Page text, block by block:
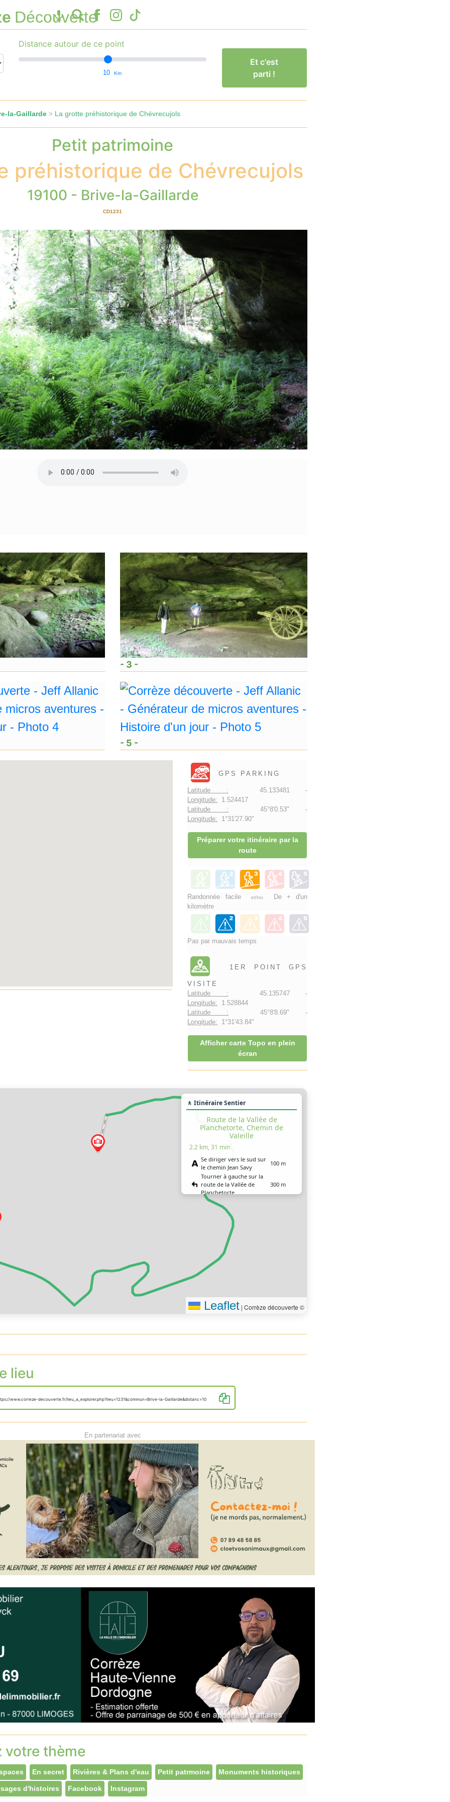
Découverte
Distance autour de ce point
10 Km
Et c'est
parti !
la-Gaillarde> La grotte préhistorique de Chévrecujols
Petit patrimoine
préhistorique de Chévrecujols
19100 - Brive-la-Gaillarde
CD1231
- 3 -
- 5 -
GPS PARKING
Latitude : 45.133481 -
Longitude: 1.524417
Latitude : 45°8'0.53" -
Longitude: 1°31'27.90"
Préparer votre itinéraire par la
route
Randonnée facileet/ou
De + d'un
kilomètre
Pas par mauvais temps
1ER POINT GPS
VISITE
Latitude : 45.135747 -
Longitude: 1.528844
Latitude : 45°8'8.69" -
Longitude: 1°31'43.84"
Afficher carte Topo en plein
écran
🚶 Itinéraire Sentier
Route de la Vallée de
Planchetorte, Chemin de
Valeille
2.2 km, 31 min
Se diriger vers le sud sur
le chemin Jean Savy
100 m
Tourner à gauche sur la
route de la Vallée de
Planchetorte
300 m
Tourner à gauche sur le
chemin de Valeille
Tourner à gauche sur le
chemin de Valeille
Vous êtes arrivé à votre
destination, sur la gauche
Leaflet | Corrèze découverte ©
lieu
www.correze-decouverte.fr/lieu_a_explorer.php?lieu=1231&commun=Brive-la-Gaillarde&distanc=10
En partenariat avec
votre thème
En secret Rivières & Plans d'eau Petit patrmoine Monuments historiques
d'histoires Facebook Instagram